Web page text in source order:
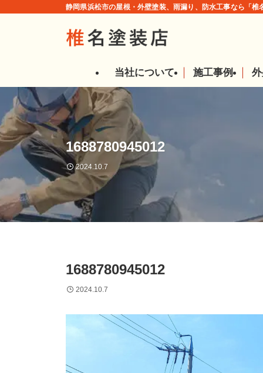
静岡県浜松市の屋根・外壁塗装、雨漏り、防水工事なら「
当社について 施工事例
1688780945012
2024.10.7
1688780945012
2024.10.7